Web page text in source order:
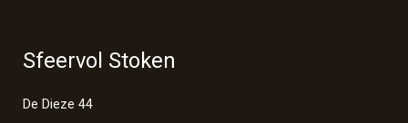
Sfeervol Stoken
De Dieze 44